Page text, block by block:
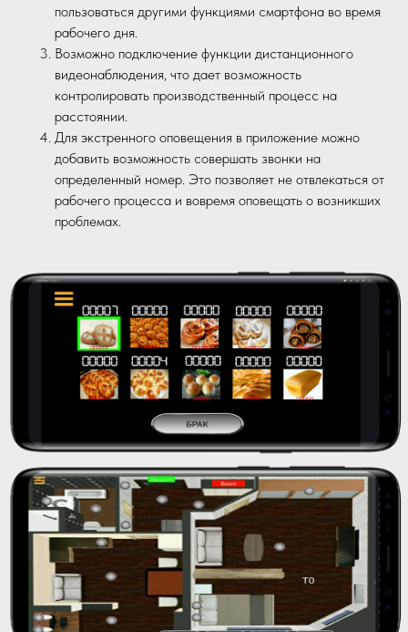
пользоваться другими функциями смартфона во время
рабочего дня.
Возможно подключение функции дистанционного
видеонаблюдения, что дает возможность
контролировать производственный процесс на
расстоянии.
Для экстренного оповещения в приложение можно
добавить возможность совершать звонки на
определенный номер. Это позволяет не отвлекаться от
рабочего процесса и вовремя оповещать о возникших
проблемах.